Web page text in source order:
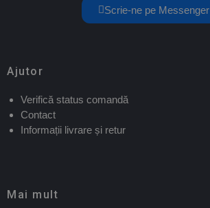
Scrie-ne pe Messenger
Ajutor
Verifică status comandă
Contact
Informații livrare și retur
Mai mult